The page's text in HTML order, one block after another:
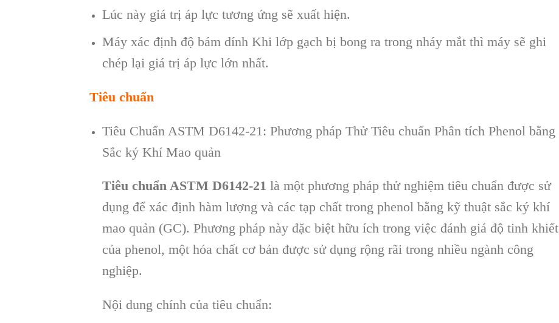
Lúc này giá trị áp lực tương ứng sẽ xuất hiện.
Máy xác định độ bám dính Khi lớp gạch bị bong ra trong nháy mắt thì máy sẽ ghi
chép lại giá trị áp lực lớn nhất.
Tiêu chuẩn
Tiêu Chuẩn ASTM D6142-21: Phương pháp Thử Tiêu chuẩn Phân tích Phenol bằng
Sắc ký Khí Mao quản
Tiêu chuẩn ASTM D6142-21 là một phương pháp thử nghiệm tiêu chuẩn được sử
dụng để xác định hàm lượng và các tạp chất trong phenol bằng kỹ thuật sắc ký khí
mao quản (GC). Phương pháp này đặc biệt hữu ích trong việc đánh giá độ tinh khiết
của phenol, một hóa chất cơ bản được sử dụng rộng rãi trong nhiều ngành công
nghiệp.
Nội dung chính của tiêu chuẩn: